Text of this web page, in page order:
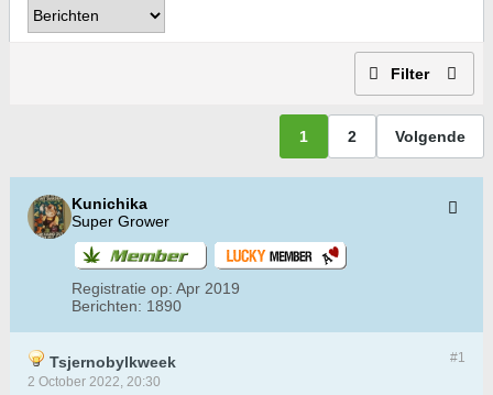
Filter
1 2 Volgende
Kunichika
Super Grower
Registratie op: Apr 2019
Berichten: 1890
#1
Tsjernobylkweek
2 October 2022, 20:30